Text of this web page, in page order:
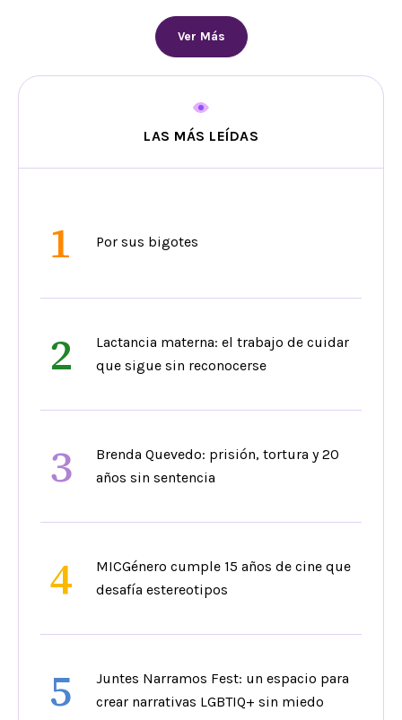
Ver Más
LAS MÁS LEÍDAS
1 Por sus bigotes
2
Lactancia materna: el trabajo de cuidar
que sigue sin reconocerse
3
Brenda Quevedo: prisión, tortura y 20
años sin sentencia
4
MICGénero cumple 15 años de cine que
desafía estereotipos
5
Juntes Narramos Fest: un espacio para
crear narrativas LGBTIQ+ sin miedo